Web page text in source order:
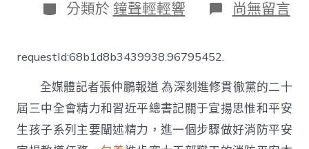
日
期
分
類
分類於 鐘聲輕輕響 在
〈開
利
局
扎
實
展
尚無留言
requestId:68b1d8b3439938.96795452.
全媒體記者張仲鵬報道 為深刻進修貫徹黨的二十
屆三中全會精力和習近平總書記關于宣揚思惟和平安
生孩子系列主要闡述精力，進一個步驟做好消防平安